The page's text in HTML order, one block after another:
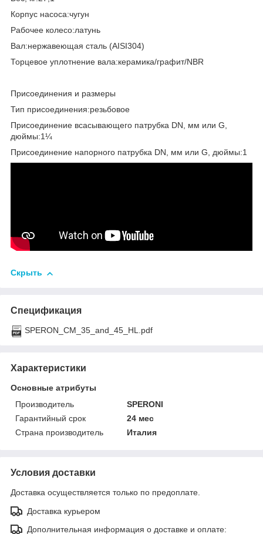
Корпус насоса:чугун
Рабочее колесо:латунь
Вал:нержавеющая сталь (AISI304)
Торцевое уплотнение вала:керамика/графит/NBR
Присоединения и размеры
Тип присоединения:резьбовое
Присоединение всасывающего патрубка DN, мм или G,
дюймы:1¼
Присоединение напорного патрубка DN, мм или G, дюймы:1
Скрыть
Спецификация
SPERON_CM_35_and_45_HL.pdf
Характеристики
Основные атрибуты
Производитель
SPERONI
Гарантийный срок
24 мес
Страна производитель
Италия
Условия доставки
Доставка осуществляется только по предоплате.
Доставка курьером
Дополнительная информация о доставке и оплате: